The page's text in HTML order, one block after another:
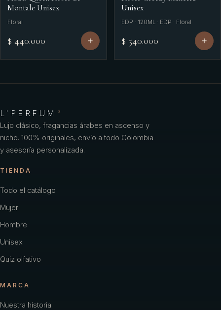
Montale Unisex
Floral
$ 440.000
Unisex
EDP · 120ML · EDP · Floral
$ 540.000
L'PERFUM ®
Lujo clásico, fragancias árabes en ascenso y
nicho. 100% originales, envío a todo Colombia
y asesoría personalizada.
TIENDA
Todo el catálogo
Mujer
Hombre
Unisex
Quiz olfativo
MARCA
Nuestra historia